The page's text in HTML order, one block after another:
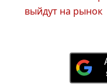
выйдут на рынок